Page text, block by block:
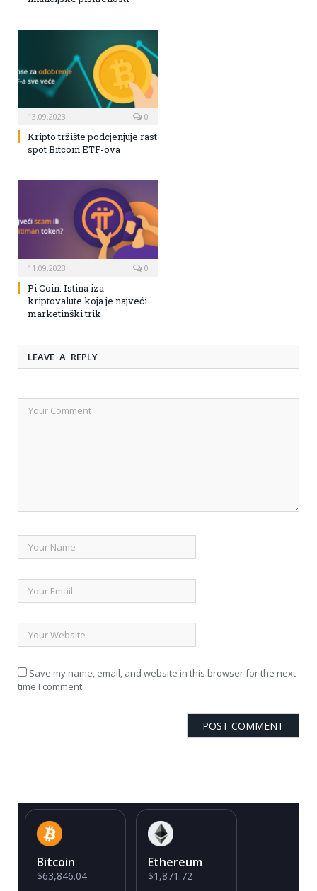
13.09.2023 0
Kripto tržište podcjenjuje rast
spot Bitcoin ETF-ova
11.09.2023 0
Pi Coin: Istina iza
kriptovalute koja je najveći
marketinški trik
LEAVE A REPLY
Save my name, email, and website in this browser for the next
time I comment.
Bitcoin
$63,846.04
Ethereum
$1,871.72